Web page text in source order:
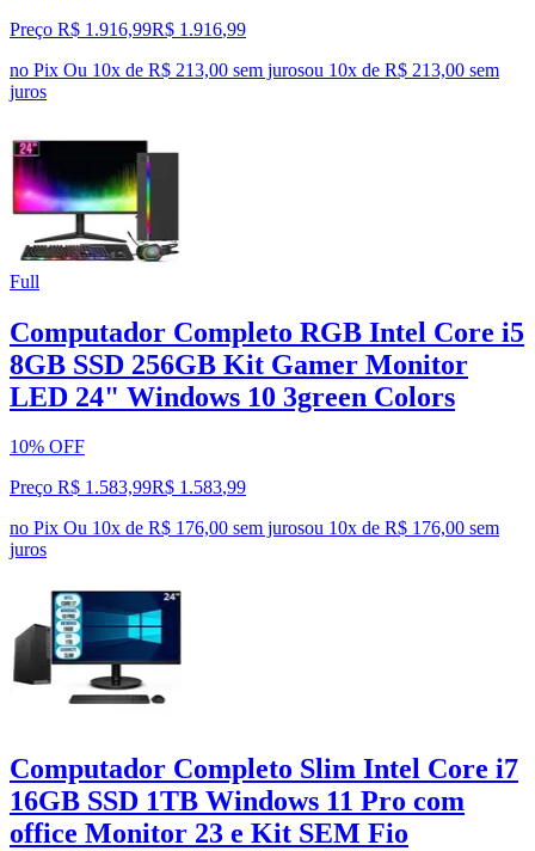
Preço R$ 1.916,99R$ 1.916,99
no Pix Ou 10x de R$ 213,00 sem jurosou 10x de R$ 213,00 sem
juros
Full
Computador Completo RGB Intel Core i5
8GB SSD 256GB Kit Gamer Monitor
LED 24" Windows 10 3green Colors
10% OFF
Preço R$ 1.583,99R$ 1.583,99
no Pix Ou 10x de R$ 176,00 sem jurosou 10x de R$ 176,00 sem
juros
Computador Completo Slim Intel Core i7
16GB SSD 1TB Windows 11 Pro com
office Monitor 23 e Kit SEM Fio